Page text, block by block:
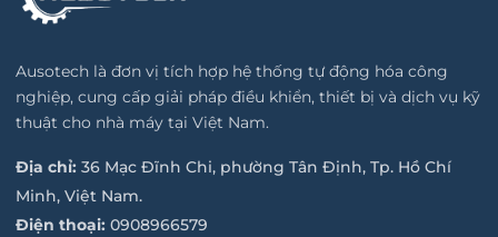
Ausotech là đơn vị tích hợp hệ thống tự động hóa công
nghiệp, cung cấp giải pháp điều khiển, thiết bị và dịch vụ kỹ
thuật cho nhà máy tại Việt Nam.
Địa chỉ: 36 Mạc Đĩnh Chi, phường Tân Định, Tp. Hồ Chí
Minh, Việt Nam.
Điện thoại: 0908966579